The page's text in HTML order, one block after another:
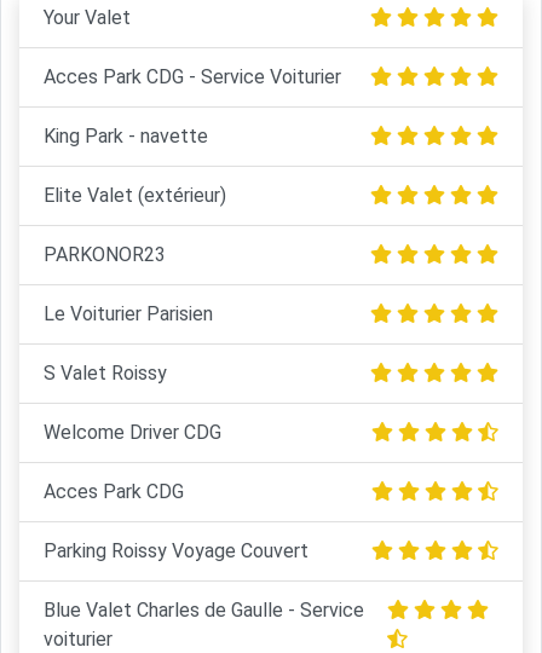
Your Valet
Acces Park CDG - Service Voiturier
King Park - navette
Elite Valet (extérieur)
PARKONOR23
Le Voiturier Parisien
S Valet Roissy
Welcome Driver CDG
Acces Park CDG
Parking Roissy Voyage Couvert
Blue Valet Charles de Gaulle - Service
voiturier